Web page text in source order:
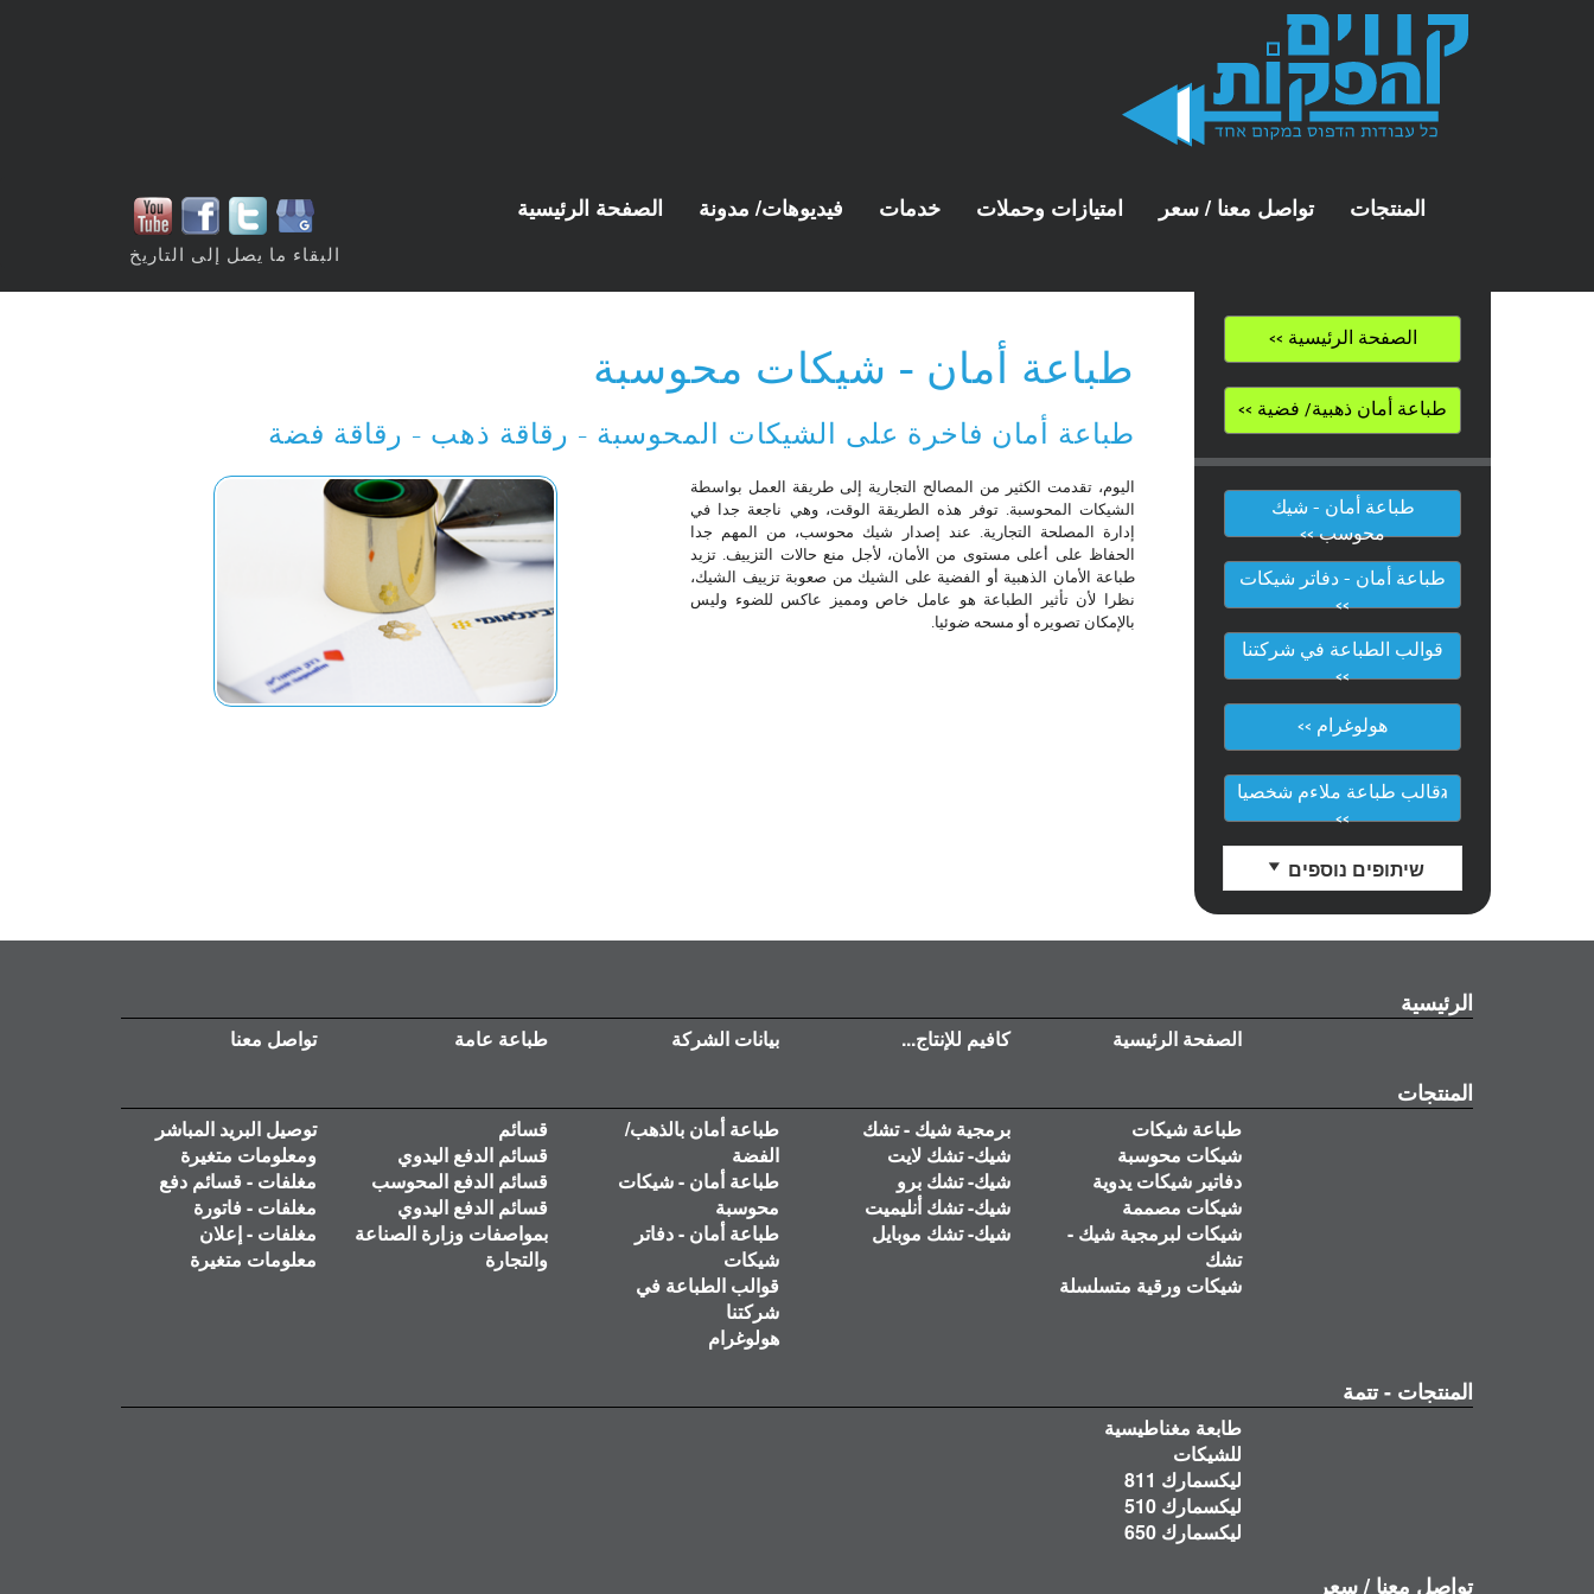
الصفحة الرئيسية فيديوهات/ مدونة خدمات امتيازات وحملات تواصل معنا / سعر المنتجات
البقاء ما يصل إلى التاريخ
الصفحة الرئيسية >>
طباعة أمان ذهبية/ فضية >>
طباعة أمان - شيك
محوسب >>
طباعة أمان - دفاتر شيكات
>>
قوالب الطباعة في شركتنا
>>
هولوغرام >>
גقالب طباعة ملاءم شخصيا
>>
שיתופים נוספים
طباعة أمان - شيكات محوسبة
طباعة أمان فاخرة على الشيكات المحوسبة - رقاقة ذهب - رقاقة فضة
اليوم، تقدمت الكثير من المصالح التجارية إلى طريقة العمل بواسطة
الشيكات المحوسبة. توفر هذه الطريقة الوقت، وهي ناجعة جدا في
إدارة المصلحة التجارية. عند إصدار شيك محوسب، من المهم جدا
الحفاظ على أعلى مستوى من الأمان، لأجل منع حالات التزييف. تزيد
طباعة الأمان الذهبية أو الفضية على الشيك من صعوبة تزييف الشيك،
نظرا لأن تأثير الطباعة هو عامل خاص ومميز عاكس للضوء وليس
بالإمكان تصويره أو مسحه ضوئيا.
الرئيسية
تواصل معنا طباعة عامة بيانات الشركة كافيم للإنتاج... الصفحة الرئيسية
المنتجات
توصيل البريد المباشر
ومعلومات متغيرة
مغلفات - قسائم دفع
مغلفات - فاتورة
مغلفات - إعلان
معلومات متغيرة
قسائم
قسائم الدفع اليدوي
قسائم الدفع المحوسب
قسائم الدفع اليدوي
بمواصفات وزارة الصناعة
والتجارة
طباعة أمان بالذهب/
الفضة
طباعة أمان - شيكات
محوسبة
طباعة أمان - دفاتر
شيكات
قوالب الطباعة في
شركتنا
هولوغرام
برمجية شيك - تشك
شيك- تشك لايت
شيك- تشك برو
شيك- تشك أنليميت
شيك- تشك موبايل
طباعة شيكات
شيكات محوسبة
دفاتير شيكات يدوية
شيكات مصممة
شيكات لبرمجية شيك -
تشك
شيكات ورقية متسلسلة
المنتجات - تتمة
طابعة مغناطيسية
للشيكات
ليكسمارك 811
ليكسمارك 510
ليكسمارك 650
تواصل معنا / سعر